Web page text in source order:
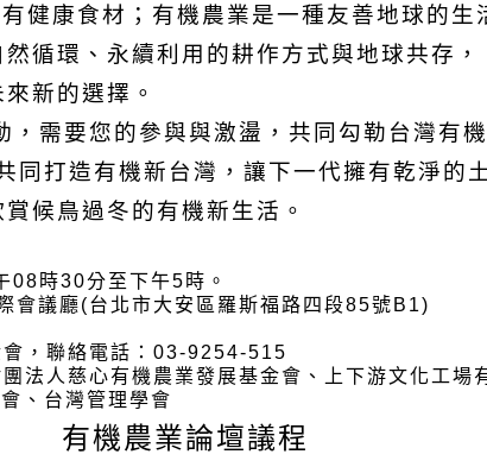
健康食材；有機農業是一種友善地球的生
循環、永續利用的耕作方式與地球共存
新的選擇。
要您的參與與激盪，共同勾勒台灣有
同打造有機新台灣，讓下一代擁有乾淨的
候鳥過冬的有機新生活。
時30分至下午5時。
會議廳(台北市大安區羅斯福路四段85號B1)
， 聯絡電話 ： 03-9254-515
法人慈心有機農業發展基金會 、
上下游文化工場
、台灣管理學會
有機農業論壇議程